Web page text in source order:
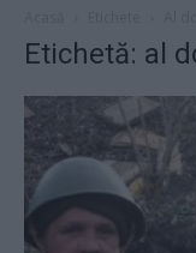
Etichetă: al